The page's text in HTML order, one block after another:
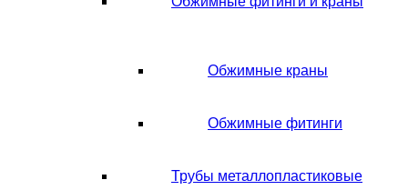
Обжимные краны
Обжимные фитинги
Трубы металлопластиковые